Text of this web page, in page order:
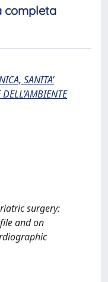
completa
SANITA’
surgery:
and on